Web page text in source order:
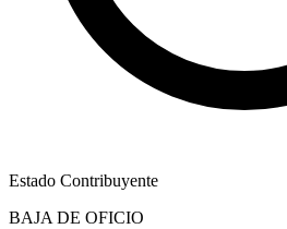
Estado Contribuyente
BAJA DE OFICIO